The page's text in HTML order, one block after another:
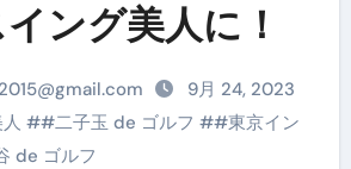
ング美人に！
9月 24, 2023
##二子玉 de ゴルフ ##東京イン
de ゴルフ